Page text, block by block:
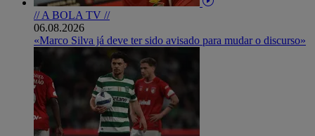
// A BOLA TV //
06.08.2026
«Marco Silva já deve ter sido avisado para mudar o discurso»